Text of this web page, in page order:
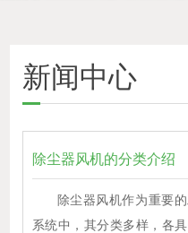
新闻中心
除尘器风机的分类介绍
除尘器风机作为重要
系统中，其分类多样，各